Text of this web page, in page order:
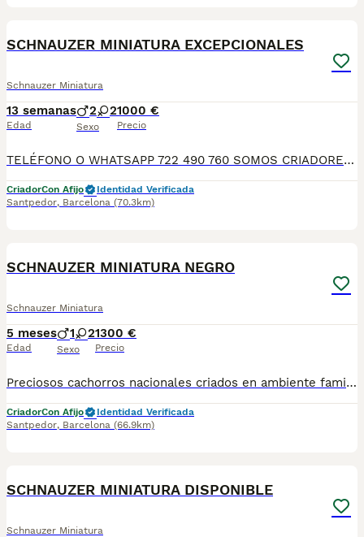
SCHNAUZER MINIATURA EXCEPCIONALES
Schnauzer Miniatura
13 semanas
Edad
2 2
Sexo
1000 €
Precio
TELÉFONO O WHATSAPP 722 490 760 SOMOS CRIADORES DIRECTOS SIN INTERMEDIARIOS! MÁS DE 20 AÑOS EN EL SECTOR NOS AVALAN, VALORANDO TANTO LA CRIA RESPONSABLE COMO TAMBIÉN LA SELECCIÓN PARA MEJORAR LA RAZA DURANTE TODOS ESTOS AÑOS. NUESTROS CACHORROS SE ENTREGAN PREVIAMENTE REVISADOS POR NUESTRO VETERINARIO PROFESIONAL Y BAJO LOS MAS ESTRICTOS CONTROLES DE SALUD, HACEMOS HINCAPIÉ EN SU SOCIABILIZACIÓN PARA SU CORRECTO DESARROLLO NEUROLOGICO! Y OS ASESORAMOS ANTES DURANTE Y DESPUES DE LA ENTREGA PARA QUE TODO SEA LO MAS AFABLE Y FACIL POSIBLE DURANTE LA ADAPTACION! NUESTROS BEBES SE ENTREGAN A PARTIR DE LOS DOS MESES CON SUS VACUNAS AL DIA, DESPARASITADOS Y CON GARANTIAS DE SALUD, MICROCHIP Y CARTILLA DE VACUNACION! SI BUSCAS UN COMPAÑERO SANO Y EQUILIBRADO ESTE ES EL LUGAR, TE ASESORAREMOS DURANTE TODO EL PROCESO NO DUDES EN CONSULTAR POR NUESTROS PEQUES AL 722 490 760
CriadorCon Afijo
Identidad Verificada
Santpedor, Barcelona (70.3km)
SCHNAUZER MINIATURA NEGRO
Schnauzer Miniatura
5 meses
Edad
1 2
Sexo
1300 €
Precio
Preciosos cachorros nacionales criados en ambiente familiar disponibles de raza Schnauzer. Se entregan con su carnet de primo vacunación, las vacunas correspondientes a su edad, desparasitados interna y externamente, con microchip implantado. Se realiza un contrato en el que incluye garantía vírica de 15 días y una garantía congénita de un año desde el día de la entrega del cachorro. Nos comprometemos 100% con la salud de nuestros pequeños. Núcleo zoológico B2500604. Para más información/imagenes o consultas sin compromiso al número de teléfono 722788399 o al 932514529.
CriadorCon Afijo
Identidad Verificada
Santpedor, Barcelona (66.9km)
SCHNAUZER MINIATURA DISPONIBLE
Schnauzer Miniatura